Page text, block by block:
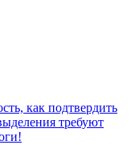
как подтвердить
требуют